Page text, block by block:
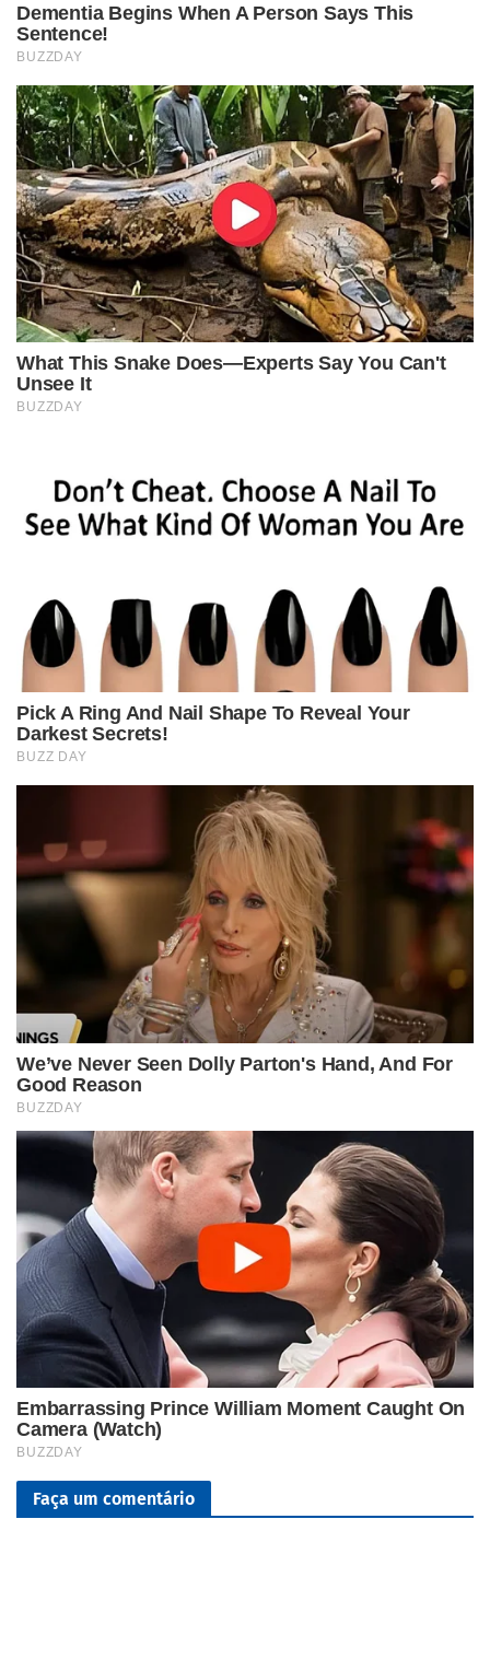
Faça um comentário